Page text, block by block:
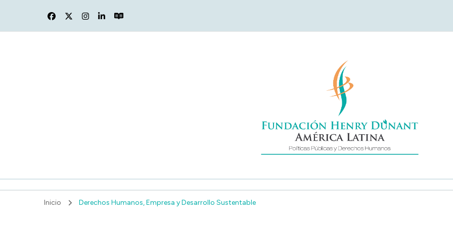
Fundación Henry
América Latina
Inicio Derechos Humanos, Empresa y Desarrollo Sustentable